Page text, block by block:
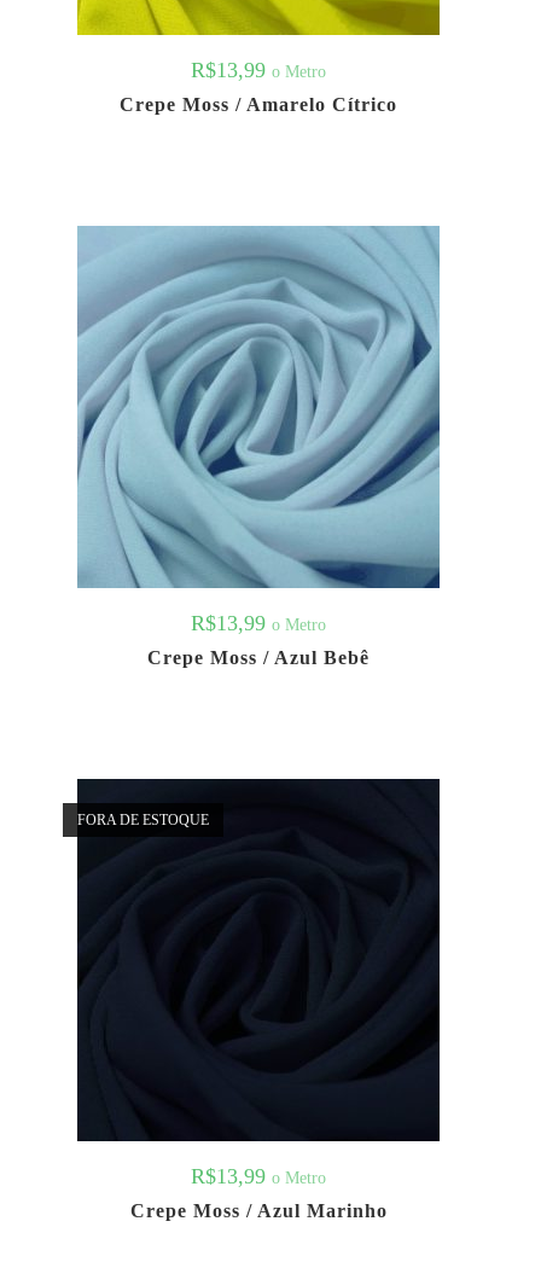
R$13,99 o Metro
Crepe Moss / Amarelo Cítrico
R$13,99 o Metro
Crepe Moss / Azul Bebê
FORA DE ESTOQUE
R$13,99 o Metro
Crepe Moss / Azul Marinho